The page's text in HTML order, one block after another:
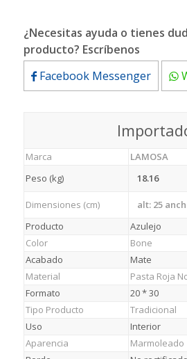
¿Necesitas ayuda o tienes
producto? Escríbenos
Facebook Messenger
Marca
LAMOSA
Peso (kg)
18.16
Dimensiones (cm)
alt: 25
Producto
Azulejo
Color
Bone
Acabado
Mate
Material
Pasta Roja
Formato
20 * 30
Tipo Producto
Tradicional
Uso
Interior
Aparencia
Marmoleado